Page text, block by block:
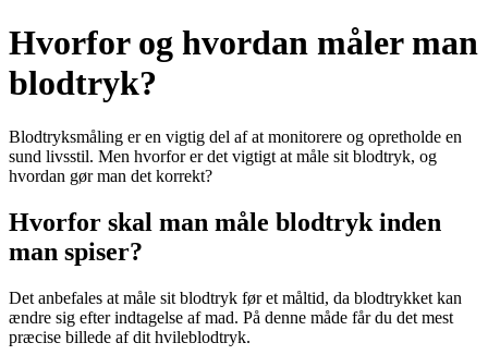
Hvorfor og hvordan måler man
blodtryk?
Blodtryksmåling er en vigtig del af at monitorere og opretholde en
sund livsstil. Men hvorfor er det vigtigt at måle sit blodtryk, og
hvordan gør man det korrekt?
Hvorfor skal man måle blodtryk inden
man spiser?
Det anbefales at måle sit blodtryk før et måltid, da blodtrykket kan
ændre sig efter indtagelse af mad. På denne måde får du det mest
præcise billede af dit hvileblodtryk.